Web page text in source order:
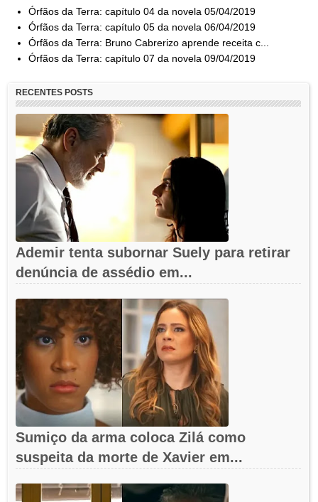
Órfãos da Terra: capítulo 04 da novela 05/04/2019
Órfãos da Terra: capítulo 05 da novela 06/04/2019
Órfãos da Terra: Bruno Cabrerizo aprende receita c...
Órfãos da Terra: capítulo 07 da novela 09/04/2019
RECENTES POSTS
Ademir tenta subornar Suely para retirar
denúncia de assédio em...
Sumiço da arma coloca Zilá como
suspeita da morte de Xavier em...